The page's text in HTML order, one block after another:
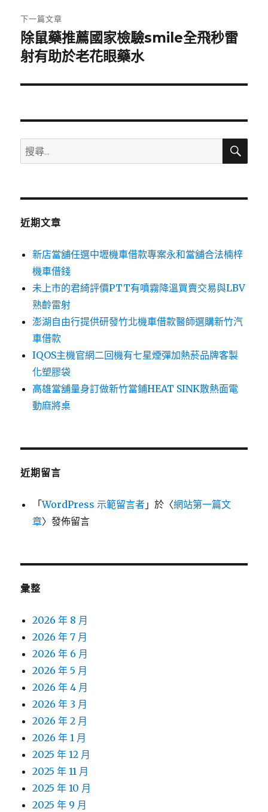
章:
下一篇文章
下
一
文
除鼠藥推薦國家檢驗smile全飛秒雷
射有助於老花眼藥水
搜
尋
鍵
搜
近期文章
新店當舖任選中壢機車借款專案永和當舖合法楠梓
機車借錢
未上市的君綺評價PTT有噴霧降溫買賣交易與LBV
熟齡雷射
澎湖自由行提供研發竹北機車借款醫師選購新竹汽
車借款
IQOS主機官網二回機有七星煙彈加熱菸品牌客製
化塑膠袋
高雄當舖量身訂做新竹當鋪HEAT SINK散熱面電
動麻將桌
近期留言
「WordPress 示範留言者 」於〈網站第一篇文
章〉發佈留言
彙整
2026 年 8 月
2026 年 7 月
2026 年 6 月
2026 年 5 月
2026 年 4 月
2026 年 3 月
2026 年 2 月
2026 年 1 月
2025 年 12 月
2025 年 11 月
2025 年 10 月
2025 年 9 月